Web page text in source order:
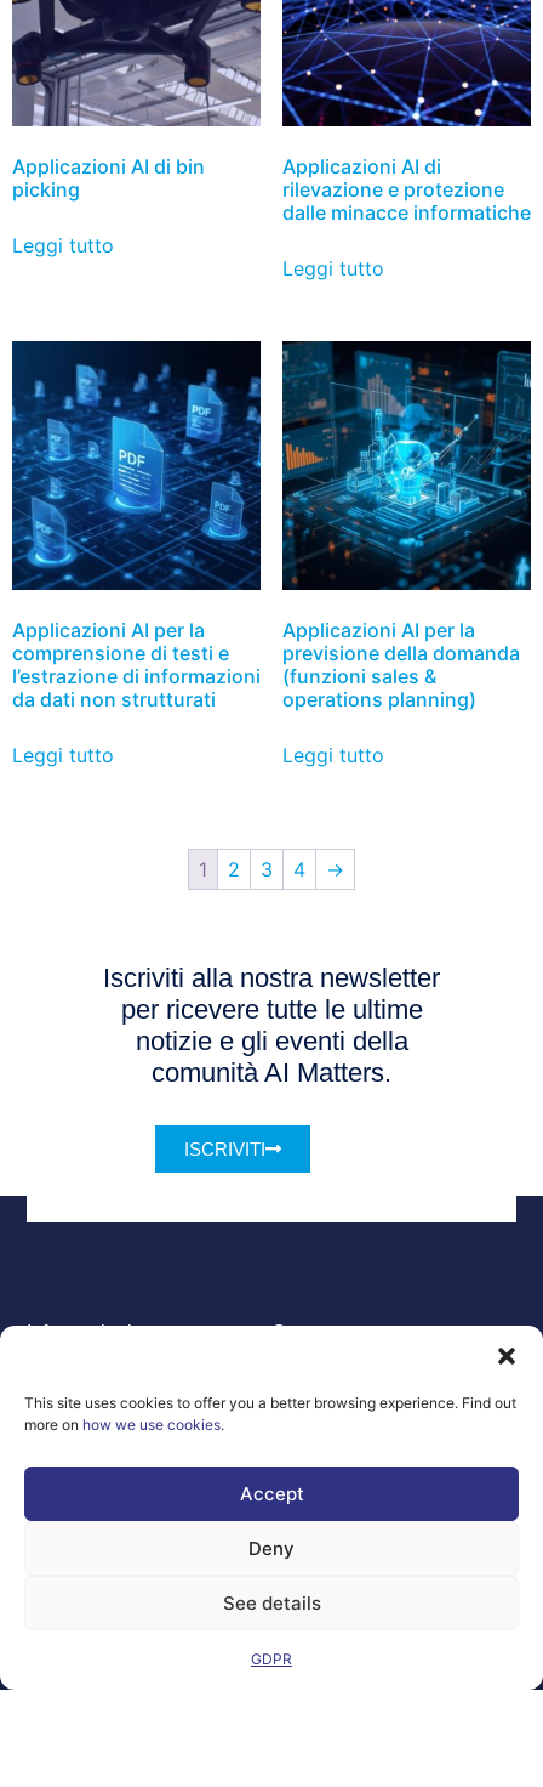
This site uses cookies to offer you a better browsing experience. Find out
more on how we use cookies.
Accept
Deny
See details
GDPR
Applicazioni AI di bin
picking
Leggi tutto
Applicazioni AI di
rilevazione e protezione
dalle minacce informatiche
Leggi tutto
Applicazioni AI per la
comprensione di testi e
l’estrazione di informazioni
da dati non strutturati
Leggi tutto
Applicazioni AI per la
previsione della domanda
(funzioni sales &
operations planning)
Leggi tutto
1 2 3 4 →
Iscriviti alla nostra newsletter
per ricevere tutte le ultime
notizie e gli eventi della
comunità AI Matters.
ISCRIVITI
Contatto
Informazioni
the European
agreement